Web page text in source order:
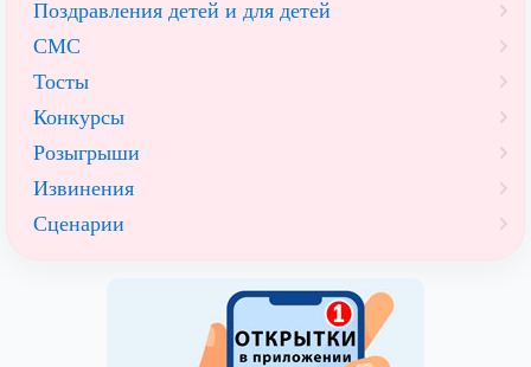
Поздравления детей и для детей
СМС
Тосты
Конкурсы
Розыгрыши
Извинения
Сценарии